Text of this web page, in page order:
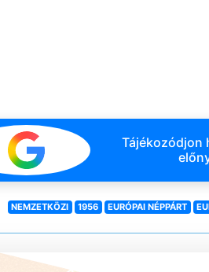
Tájékozódjon
NEMZETKÖZI 1956 EURÓPAI NÉPPÁRT